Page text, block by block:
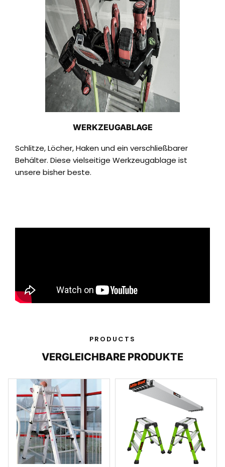
WERKZEUGABLAGE
Schlitze, Löcher, Haken und ein verschließbarer
Behälter. Diese vielseitige Werkzeugablage ist
unsere bisher beste.
PRODUCTS
VERGLEICHBARE PRODUKTE